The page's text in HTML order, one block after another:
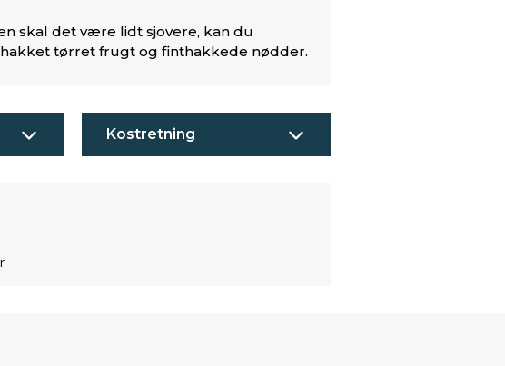
skal det være lidt sjovere, kan du
tørret frugt og finthakkede nødder.
Kostretning